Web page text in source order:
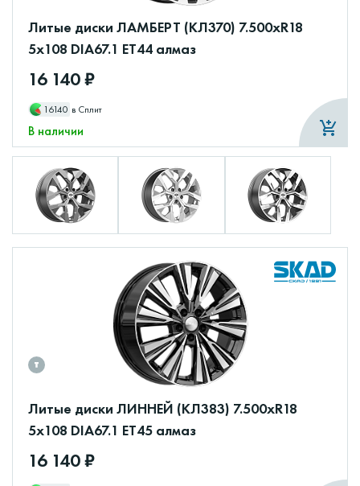
Литые диски ЛАМБЕРТ (КЛ370) 7.500xR18
5x108 DIA67.1 ET44 алмаз
16 140 ₽
16140 в Сплит
В наличии
Литые диски ЛИННЕЙ (КЛ383) 7.500xR18
5x108 DIA67.1 ET45 алмаз
16 140 ₽